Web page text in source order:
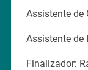
Assistente de
Assistente de
Finalizador: